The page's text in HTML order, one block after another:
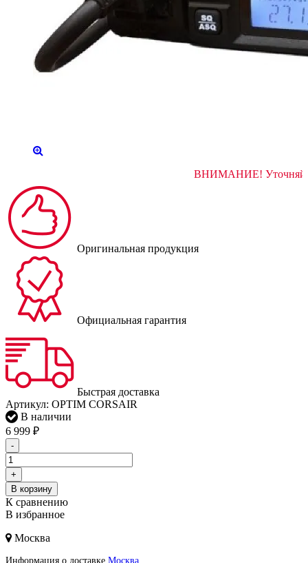
ВНИМАНИЕ!
Оригинальная продукция
Официальная гарантия
Быстрая доставка
Артикул: OPTIM CORSAIR
В наличии
6 999 ₽
-
+
В корзину
К сравнению
В избранное
Москва
Информация о доставке Москва